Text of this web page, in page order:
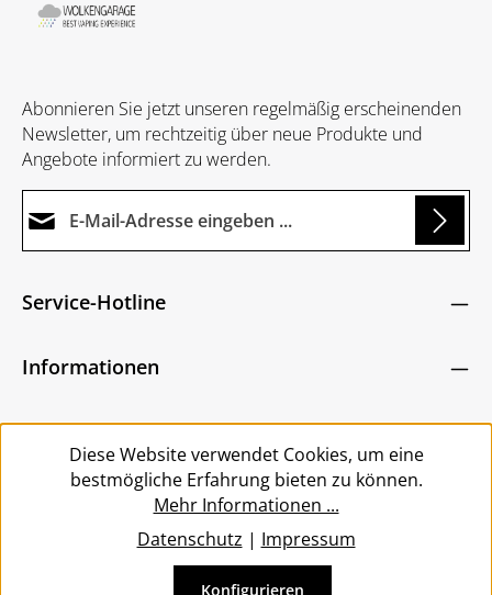
Abonnieren Sie jetzt unseren regelmäßig erscheinenden
Newsletter, um rechtzeitig über neue Produkte und
Angebote informiert zu werden.
Ich habe dieDatenschutzbestimmungen
bin mit ihnen einverstanden.
Zeichen ein*
Die mit einem Stern (*) markierten Felder sind
Service-Hotline
Informationen
Service
Diese Website verwendet Cookies, um eine
bestmögliche Erfahrung bieten zu können.
Mehr Informationen ...
Datenschutz | Impressum
Konfigurieren